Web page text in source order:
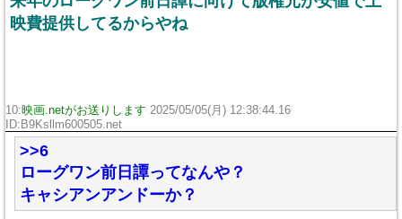
映費提供してるからやね
10:映画.netがお送りします 2025/05/05(月) 12:38:44.16
ID:B9Ksllm600505.net
>>6
ローグワン前日譚ってなんや？
キャシアンアンドーか？